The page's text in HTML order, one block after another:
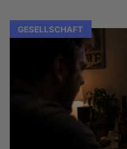
GESELLSCHAFT